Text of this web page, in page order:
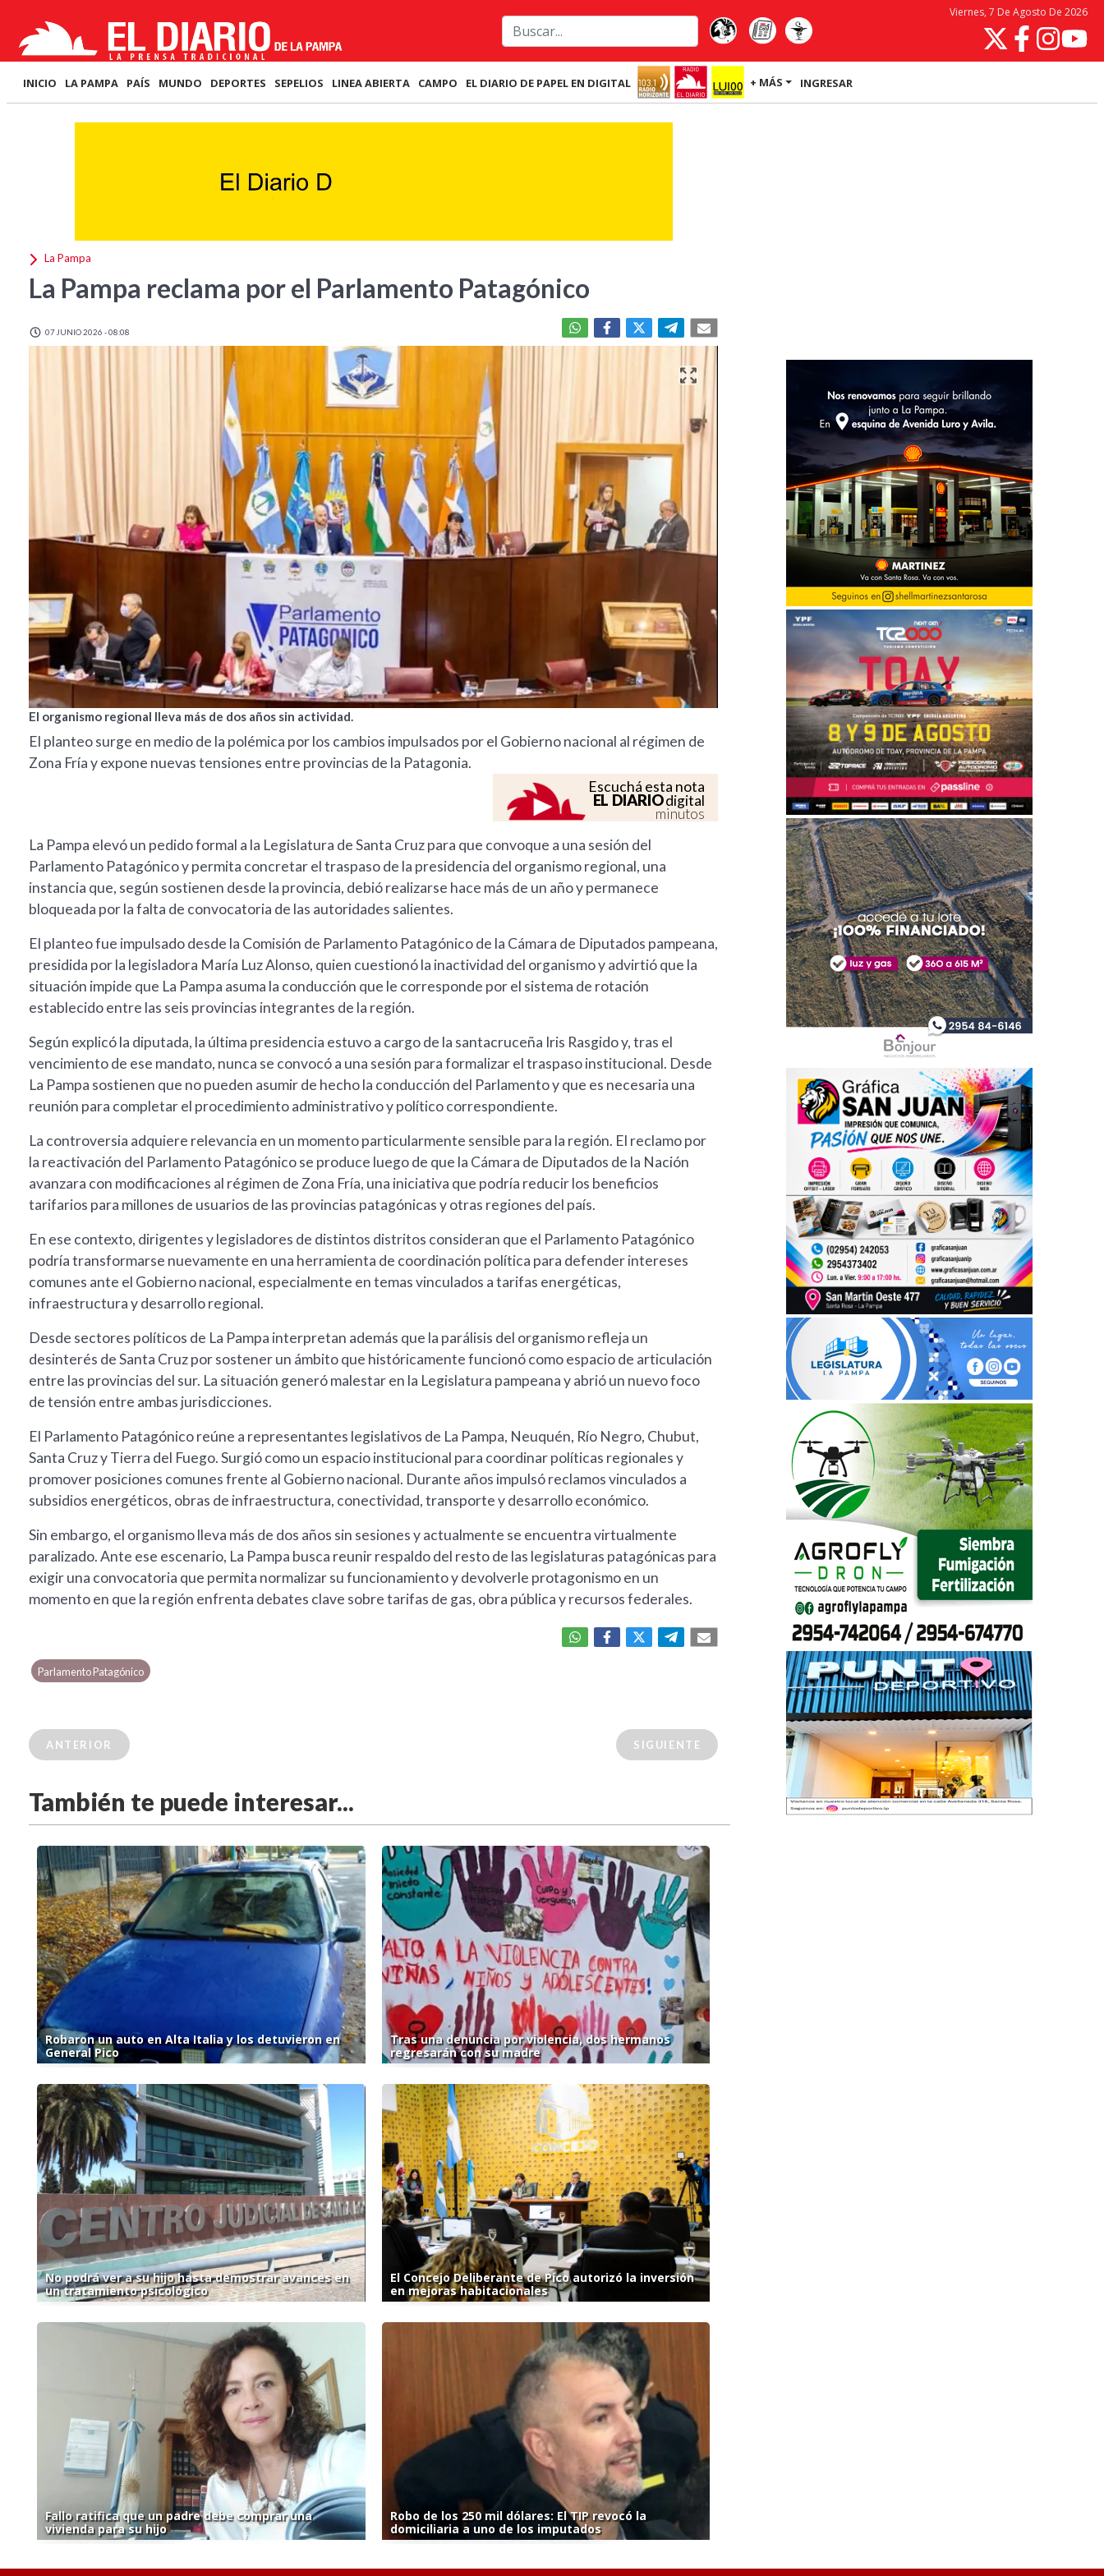
Viernes, 7 De Agosto De 2026
INICIO LA PAMPA PAÍS MUNDO DEPORTES SEPELIOS LINEA ABIERTA CAMPO EL DIARIO DE PAPEL EN DIGITAL + MÁS INGRESAR
La Pampa
La Pampa reclama por el Parlamento Patagónico
07 JUNIO 2026 - 08:08
El organismo regional lleva más de dos años sin actividad.
El planteo surge en medio de la polémica por los cambios impulsados por el Gobierno nacional al régimen de
Zona Fría y expone nuevas tensiones entre provincias de la Patagonia.
Escuchá esta nota
EL DIARIOdigital
minutos
La Pampa elevó un pedido formal a la Legislatura de Santa Cruz para que convoque a una sesión del
Parlamento Patagónico y permita concretar el traspaso de la presidencia del organismo regional, una
instancia que, según sostienen desde la provincia, debió realizarse hace más de un año y permanece
bloqueada por la falta de convocatoria de las autoridades salientes.
El planteo fue impulsado desde la Comisión de Parlamento Patagónico de la Cámara de Diputados pampeana,
presidida por la legisladora María Luz Alonso, quien cuestionó la inactividad del organismo y advirtió que la
situación impide que La Pampa asuma la conducción que le corresponde por el sistema de rotación
establecido entre las seis provincias integrantes de la región.
Según explicó la diputada, la última presidencia estuvo a cargo de la santacruceña Iris Rasgido y, tras el
vencimiento de ese mandato, nunca se convocó a una sesión para formalizar el traspaso institucional. Desde
La Pampa sostienen que no pueden asumir de hecho la conducción del Parlamento y que es necesaria una
reunión para completar el procedimiento administrativo y político correspondiente.
La controversia adquiere relevancia en un momento particularmente sensible para la región. El reclamo por
la reactivación del Parlamento Patagónico se produce luego de que la Cámara de Diputados de la Nación
avanzara con modificaciones al régimen de Zona Fría, una iniciativa que podría reducir los beneficios
tarifarios para millones de usuarios de las provincias patagónicas y otras regiones del país.
En ese contexto, dirigentes y legisladores de distintos distritos consideran que el Parlamento Patagónico
podría transformarse nuevamente en una herramienta de coordinación política para defender intereses
comunes ante el Gobierno nacional, especialmente en temas vinculados a tarifas energéticas,
infraestructura y desarrollo regional.
Desde sectores políticos de La Pampa interpretan además que la parálisis del organismo refleja un
desinterés de Santa Cruz por sostener un ámbito que históricamente funcionó como espacio de articulación
entre las provincias del sur. La situación generó malestar en la Legislatura pampeana y abrió un nuevo foco
de tensión entre ambas jurisdicciones.
El Parlamento Patagónico reúne a representantes legislativos de La Pampa, Neuquén, Río Negro, Chubut,
Santa Cruz y Tierra del Fuego. Surgió como un espacio institucional para coordinar políticas regionales y
promover posiciones comunes frente al Gobierno nacional. Durante años impulsó reclamos vinculados a
subsidios energéticos, obras de infraestructura, conectividad, transporte y desarrollo económico.
Sin embargo, el organismo lleva más de dos años sin sesiones y actualmente se encuentra virtualmente
paralizado. Ante ese escenario, La Pampa busca reunir respaldo del resto de las legislaturas patagónicas para
exigir una convocatoria que permita normalizar su funcionamiento y devolverle protagonismo en un
momento en que la región enfrenta debates clave sobre tarifas de gas, obra pública y recursos federales.
Parlamento Patagónico
ANTERIOR SIGUIENTE
También te puede interesar...
Robaron un auto en Alta Italia y los detuvieron en
General Pico
Tras una denuncia por violencia, dos hermanos
regresarán con su madre
No podrá ver a su hijo hasta demostrar avances en
un tratamiento psicológico
El Concejo Deliberante de Pico autorizó la inversión
en mejoras habitacionales
Fallo ratifica que un padre debe comprar una
vivienda para su hijo
Robo de los 250 mil dólares: El TIP revocó la
domiciliaria a uno de los imputados